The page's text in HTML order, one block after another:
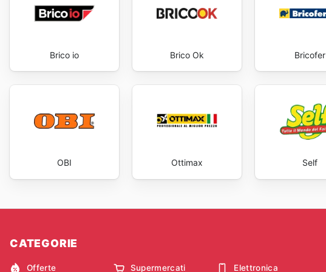
Brico io Brico Ok Bricofer
OBI Ottimax Self
CATEGORIE
Offerte Supermercati Elettronica